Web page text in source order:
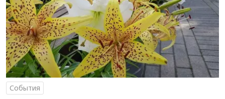
События